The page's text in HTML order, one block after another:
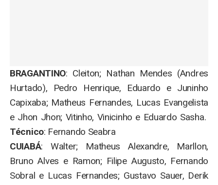
BRAGANTINO: Cleiton; Nathan Mendes (Andres
Hurtado), Pedro Henrique, Eduardo e Juninho
Capixaba; Matheus Fernandes, Lucas Evangelista
e Jhon Jhon; Vitinho, Vinicinho e Eduardo Sasha.
Técnico: Fernando Seabra
CUIABÁ: Walter; Matheus Alexandre, Marllon,
Bruno Alves e Ramon; Filipe Augusto, Fernando
Sobral e Lucas Fernandes; Gustavo Sauer, Derik